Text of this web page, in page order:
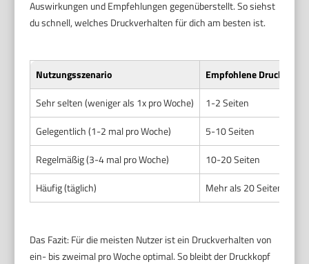
Auswirkungen und Empfehlungen gegenüberstellt. So siehst
du schnell, welches Druckverhalten für dich am besten ist.
Nutzungsszenario
Empfohlene
Sehr selten (weniger als 1x pro Woche)
1-2 Seiten
Gelegentlich (1-2 mal pro Woche)
5-10 Seiten
Regelmäßig (3-4 mal pro Woche)
10-20 Seiten
Häufig (täglich)
Mehr als 20 Seiten
Das Fazit: Für die meisten Nutzer ist ein Druckverhalten von
ein- bis zweimal pro Woche optimal. So bleibt der Druckkopf